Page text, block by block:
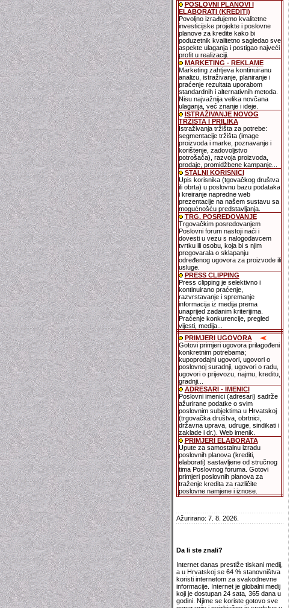
POSLOVNI PLANOVI I
ELABORATI (KREDITI)
Povoljno izrađujemo kvalitetne
investicijske projekte i poslovne
planove za kredite kako bi
poduzetnik kvalitetno sagledao sve
aspekte ulaganja i postigao najveći
profit u realizaciji.
MARKETING - REKLAME
Marketing zahtjeva kontinuiranu
analizu, istraživanje, planiranje i
praćenje rezultata uporabom
standardnih i alternativnih metoda.
Nisu najvažnija velika novčana
ulaganja, već znanje i ideje.
ISTRAŽIVANJE NOVOG
TRŽIŠTA I PRILIKA
Istraživanja tržišta za potrebe:
segmentacije tržišta (image
proizvoda i marke, poznavanje i
korištenje, zadovoljstvo
potrošača), razvoja proizvoda,
prodaje, promidžbene kampanje...
STALNI KORISNICI
Upis korisnika (tgovačkog društva
ili obrta) u poslovnu bazu podataka
i kreiranje napredne web
prezentacije na našem sustavu sa
mogućnošću predstavljanja.
TRG. POSREDOVANJE
Trgovačkim posredovanjem
Poslovni forum nastoji naći i
dovesti u vezu s nalogodavcem
tvrtku ili osobu, koja bi s njim
pregovarala o sklapanju
određenog ugovora za proizvode ili
usluge.
PRESS CLIPPING
Press clipping je selektivno i
kontinuirano praćenje,
razvrstavanje i spremanje
informacija iz medija prema
unaprijed zadanim kriterijima.
Praćenje konkurencije, pregled
vijesti, medija...
PRIMJERI UGOVORA
Gotovi primjeri ugovora prilagođeni
konkretnim potrebama;
kupoprodajni ugovori, ugovori o
poslovnoj suradnji, ugovori o radu,
ugovori o prijevozu, najmu, kreditu,
gradnji...
ADRESARI - IMENICI
Poslovni imenici (adresari) sadrže
ažurirane podatke o svim
poslovnim subjektima u Hrvatskoj
(trgovačka društva, obrtnici,
državna uprava, udruge, sindikati i
zaklade i dr.). Web imenik.
PRIMJERI ELABORATA
Upute za samostalnu izradu
poslovnih planova (krediti,
elaborati) sastavljene od stručnog
tima Poslovnog foruma. Gotovi
primjeri poslovnih planova za
traženje kredita za različite
poslovne namjene i iznose.
Ažurirano: 7. 8. 2026.
Da li ste znali?
Internet danas prestiže tiskani medij,
a u Hrvatskoj se 64 % stanovništva
koristi internetom za svakodnevne
informacije. Internet je globalni medij
koji je dostupan 24 sata, 365 dana u
godini. Njime se koriste gotovo sve